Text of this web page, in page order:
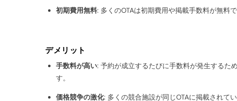
初期費用無料: 多くのOTAは初期費用や掲載手数料が無料
デメリット
手数料が高い: 予約が成立するたびに手数料が発生するた
す。
価格競争の激化: 多くの競合施設が同じOTAに掲載されて